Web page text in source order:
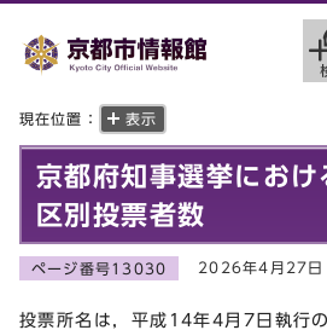
現在位置： 表示
京都府知事選挙におけ
区別投票者数
ページ番号13030 2026年4月27日
投票所名は，平成14年4月7日執行